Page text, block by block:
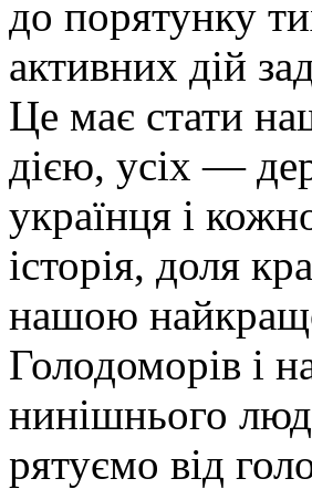
до порятунку
активних дій
Це має стати
дією, усіх —
українця і
історія, доля
нашою
Голодоморів і
нинішнього
рятуємо від